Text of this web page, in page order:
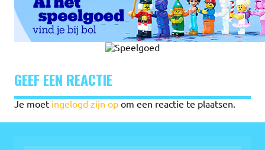
GEEF EEN REACTIE
Je moet ingelogd zijn op om een reactie te plaatsen.